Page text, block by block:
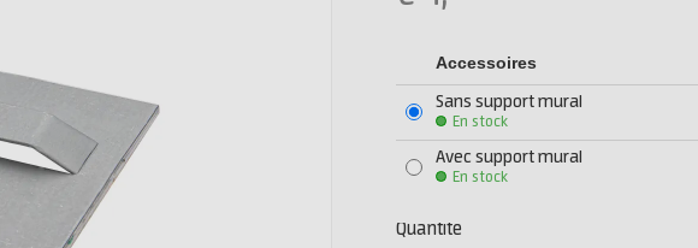
Accessoires
Sans support mural
En stock
Avec support mural
En stock
Quantité